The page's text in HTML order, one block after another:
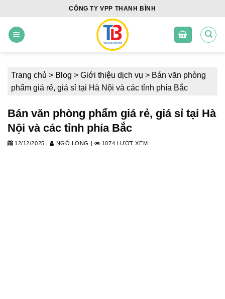
content
CÔNG TY VPP THANH BÌNH
Trang chủ > Blog > Giới thiệu dịch vụ > Bán văn phòng
phẩm giá rẻ, giá sỉ tại Hà Nội và các tỉnh phía Bắc
Bán văn phòng phẩm giá rẻ, giá sỉ tại Hà
Nội và các tỉnh phía Bắc
12/12/2025 | NGÔ LONG | 1074 LƯỢT XEM